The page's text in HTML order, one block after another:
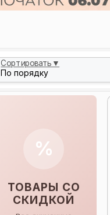
Сортировать▼
%
ТОВАРЫ СО
СКИДКОЙ